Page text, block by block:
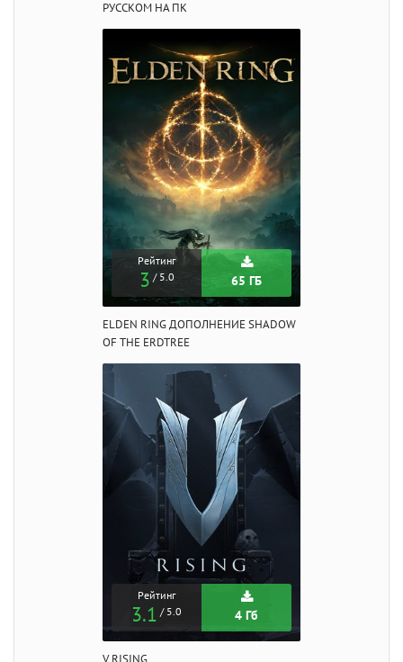
РУССКОМ НА ПК
Рейтинг
3 / 5.0 65 ГБ
ELDEN RING ДОПОЛНЕНИЕ SHADOW
OF THE ERDTREE
Рейтинг
3.1 / 5.0 4 Гб